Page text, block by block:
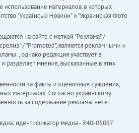
использование материалов, в которых
"Українськi Новини" и "Украинская Фото
на сайте с меткой "Реклама" /
/ "Promoted", являются рекламными и
, однако редакция участвует в
и разделяет мнения, высказанные в этих
за факты и оценочные суждения,
материалах. Согласно украинскому
за содержание рекламы несет
идентификатор медиа - R40-05097